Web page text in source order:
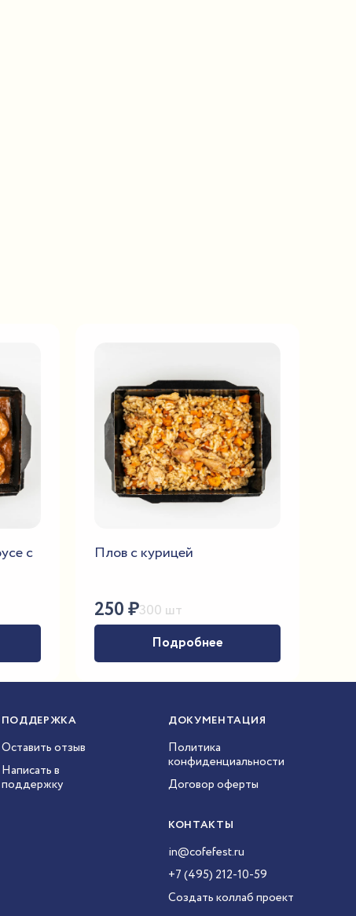
с
Плов с курицей
250₽300 шт
Подробнее
ПОДДЕРЖКА
Оставить отзыв
Написать в
поддержку
ДОКУМЕНТАЦИЯ
Политика
конфиденциальности
Договор оферты
КОНТАКТЫ
in@cofefest.ru
+7 (495) 212-10-59
Создать коллаб проект